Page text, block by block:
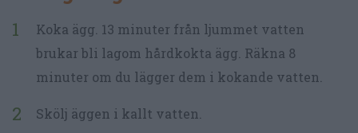
Koka ägg. 13 minuter från ljummet vatten
brukar bli lagom hårdkokta ägg. Räkna 8
minuter om du lägger dem i kokande vatten.
Skölj äggen i kallt vatten.